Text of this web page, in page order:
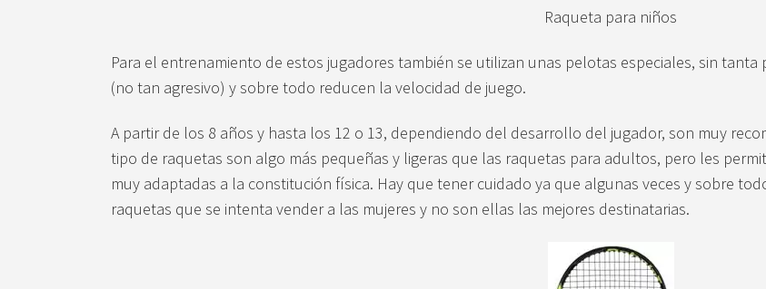
Raqueta para niños
Para el entrenamiento de estos jugadores también se utilizan unas pelotas especiales, sin
(no tan agresivo) y sobre todo reducen la velocidad de juego.
A partir de los 8 años y hasta los 12 o 13, dependiendo del desarrollo del jugador, son muy
tipo de raquetas son algo más pequeñas y ligeras que las raquetas para adultos, pero les
muy adaptadas a la constitución física. Hay que tener cuidado ya que algunas veces y sobre
raquetas que se intenta vender a las mujeres y no son ellas las mejores destinatarias.